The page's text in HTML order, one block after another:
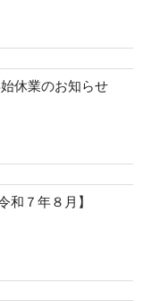
始休業のお知らせ
和７年８月】